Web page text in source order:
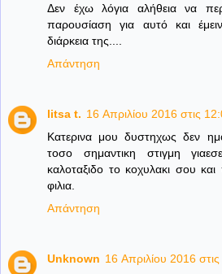
Δεν έχω λόγια αλήθεια να
παρουσίαση για αυτό και
διάρκεια της....
Απάντηση
litsa t. 16 Απριλίου 2016 στις
Κατερινα μου δυστηχως δεν
τοσο σημαντικη στιγμη
καλοταξιδο το κοχυλακι σου
φιλια.
Απάντηση
Unknown 16 Απριλίου 2016